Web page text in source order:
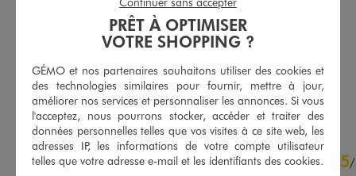
Short large en popeline de coton uni garçon
-50% sur le 2ème produit d'été
5/5 de moyenne
(23 avis)
AJOUTERAU PANIER
Chemise à manches courtes en coton texturé et imprimé garçon
9,99 €
AJOUTERAU PANIER
5/5 5/
PRÊT À OPTIMISER
VOTRE SHOPPING ?
GÉMO et nos partenaires souhaitons utiliser des cookies et
des technologies similaires pour fournir, mettre à jour,
améliorer nos services et personnaliser les annonces. Si vous
l'acceptez, nous pourrons stocker, accéder et traiter des
données personnelles telles que vos visites à ce site web, les
adresses IP, les informations de votre compte utilisateur
telles que votre adresse e-mail et les identifiants des cookies.